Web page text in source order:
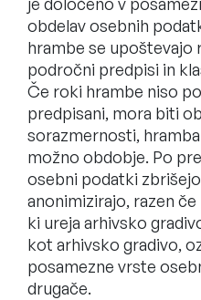
obdelav osebnih
hrambe se upoštevajo
področni predpisi in
Če roki hrambe niso
predpisani, mora biti
sorazmernosti,
možno obdobje. Po
osebni podatki
anonimizirajo, razen
ki ureja arhivsko
kot arhivsko gradivo,
posamezne vrste
drugače.